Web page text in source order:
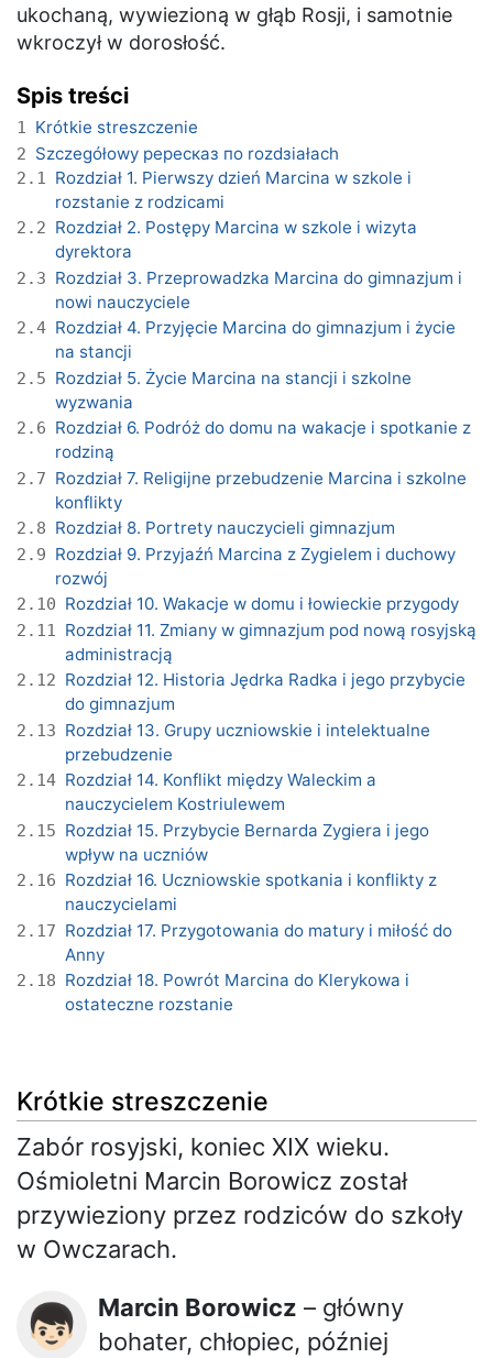
ukochaną, wywiezioną w głąb Rosji, i samotnie
wkroczył w dorosłość.
Spis treści
1 Krótkie streszczenie
2 Szczegółowy pересказ по rozdзiałach
2.1
Rozdział 1. Pierwszy dzień Marcina w szkole i
rozstanie z rodzicami
2.2 Rozdział 2. Postępy Marcina w szkole i wizyta
dyrektora
2.3 Rozdział 3. Przeprowadzka Marcina do gimnazjum i
nowi nauczyciele
2.4 Rozdział 4. Przyjęcie Marcina do gimnazjum i życie
na stancji
2.5 Rozdział 5. Życie Marcina na stancji i szkolne
wyzwania
2.6 Rozdział 6. Podróż do domu na wakacje i spotkanie z
rodziną
2.7 Rozdział 7. Religijne przebudzenie Marcina i szkolne
konflikty
2.8 Rozdział 8. Portrety nauczycieli gimnazjum
2.9 Rozdział 9. Przyjaźń Marcina z Zygielem i duchowy
rozwój
2.10 Rozdział 10. Wakacje w domu i łowieckie przygody
2.11 Rozdział 11. Zmiany w gimnazjum pod nową rosyjską
administracją
2.12 Rozdział 12. Historia Jędrka Radka i jego przybycie
do gimnazjum
2.13 Rozdział 13. Grupy uczniowskie i intelektualne
przebudzenie
2.14 Rozdział 14. Konflikt między Waleckim a
nauczycielem Kostriulewem
2.15 Rozdział 15. Przybycie Bernarda Zygiera i jego
wpływ na uczniów
2.16 Rozdział 16. Uczniowskie spotkania i konflikty z
nauczycielami
2.17 Rozdział 17. Przygotowania do matury i miłość do
Anny
2.18 Rozdział 18. Powrót Marcina do Klerykowa i
ostateczne rozstanie
Krótkie streszczenie
Zabór rosyjski, koniec XIX wieku.
Ośmioletni Marcin Borowicz został
przywieziony przez rodziców do szkoły
w Owczarach.
👦🏻 Marcin Borowicz – główny
bohater, chłopiec, później